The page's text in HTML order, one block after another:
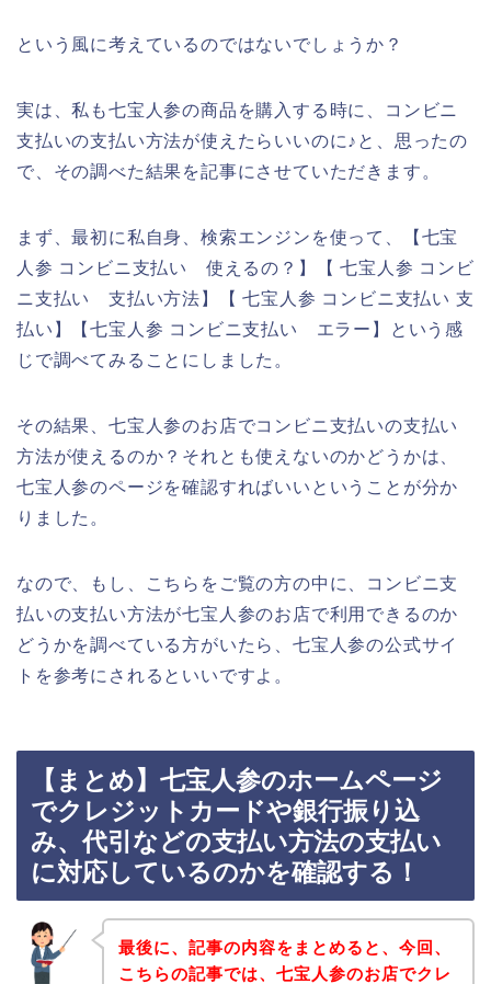
という風に考えているのではないでしょうか？
実は、私も七宝人参の商品を購入する時に、コンビニ
支払いの支払い方法が使えたらいいのに♪と、思ったの
で、その調べた結果を記事にさせていただきます。
まず、最初に私自身、検索エンジンを使って、【七宝
人参 コンビニ支払い 使えるの？】【 七宝人参 コンビ
ニ支払い 支払い方法】【 七宝人参 コンビニ支払い 支
払い】【七宝人参 コンビニ支払い エラー】という感
じで調べてみることにしました。
その結果、七宝人参のお店でコンビニ支払いの支払い
方法が使えるのか？それとも使えないのかどうかは、
七宝人参のページを確認すればいいということが分か
りました。
なので、もし、こちらをご覧の方の中に、コンビニ支
払いの支払い方法が七宝人参のお店で利用できるのか
どうかを調べている方がいたら、七宝人参の公式サイ
トを参考にされるといいですよ。
【まとめ】七宝人参のホームページ
でクレジットカードや銀行振り込
み、代引などの支払い方法の支払い
に対応しているのかを確認する！
最後に、記事の内容をまとめると、今回、
こちらの記事では、七宝人参のお店でクレ